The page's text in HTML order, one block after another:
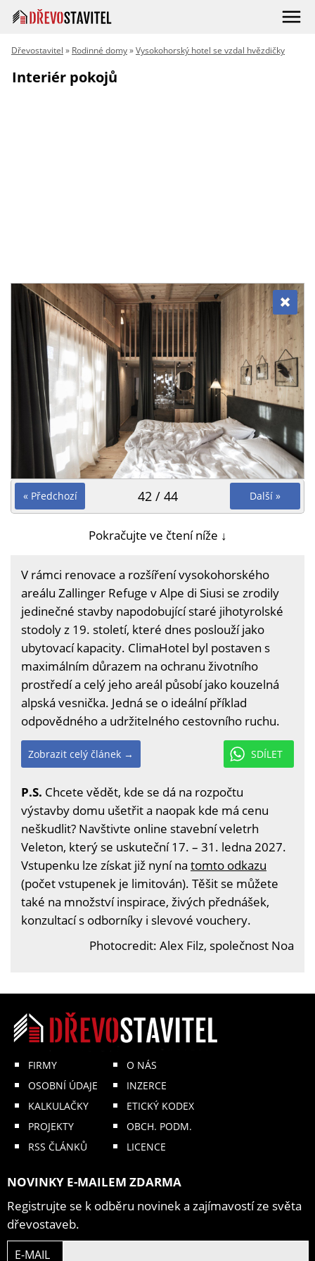
Dřevostavitel » Rodinné domy»Vysokohorský hotel se vzdal hvězdičky
Interiér pokojů
« Předchozí Další »
42 / 44
Pokračujte ve čtení níže ↓
V rámci renovace a rozšíření vysokohorského
areálu Zallinger Refuge v Alpe di Siusi se zrodily
jedinečné stavby napodobující staré jihotyrolské
stodoly z 19. století, které dnes poslouží jako
ubytovací kapacity. ClimaHotel byl postaven s
maximálním důrazem na ochranu životního
prostředí a celý jeho areál působí jako kouzelná
alpská vesnička. Jedná se o ideální příklad
odpovědného a udržitelného cestovního ruchu.
SDÍLET
Zobrazit celý článek →
P.S. Chcete vědět, kde se dá na rozpočtu
výstavby domu ušetřit a naopak kde má cenu
neškudlit? Navštivte online stavební veletrh
Veleton, který se uskuteční 17. – 31. ledna 2027.
Vstupenku lze získat již nyní na tomto odkazu
(počet vstupenek je limitován). Těšit se můžete
také na množství inspirace, živých přednášek,
konzultací s odborníky i slevové vouchery.
Photocredit: Alex Filz, společnost Noa
FIRMY
OSOBNÍ ÚDAJE
KALKULAČKY
PROJEKTY
RSS ČLÁNKŮ
O NÁS
INZERCE
ETICKÝ KODEX
OBCH. PODM.
LICENCE
NOVINKY E-MAILEM ZDARMA
Registrujte se k odběru novinek a zajímavostí ze světa
dřevostaveb.
E-MAIL